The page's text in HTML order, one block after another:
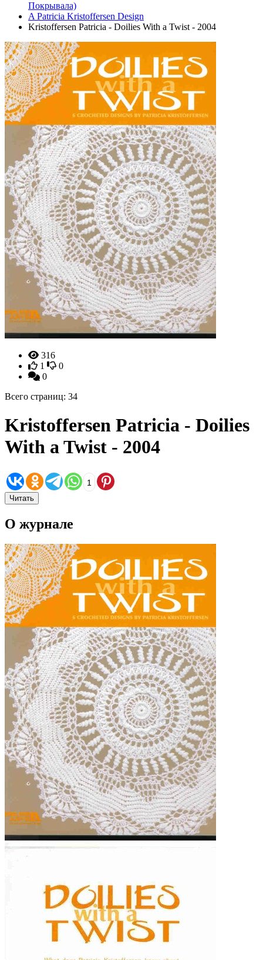
Покрывала)
A Patricia Kristoffersen Design
Kristoffersen Patricia - Doilies With a Twist - 2004
316
1
0
0
Всего страниц: 34
Kristoffersen Patricia - Doilies
With a Twist - 2004
1
Читать
О журнале